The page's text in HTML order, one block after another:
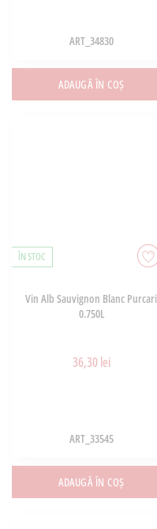
ART_34830
ADAUGĂ ÎN COȘ
ÎN STOC
Vin Alb Sauvignon Blanc Purcari
0.750L
36,30 lei
ART_33545
ADAUGĂ ÎN COȘ